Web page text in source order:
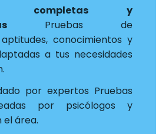
completas y
Pruebas de
conocimientos y
a tus necesidades
por expertos Pruebas
por psicólogos y
el área.